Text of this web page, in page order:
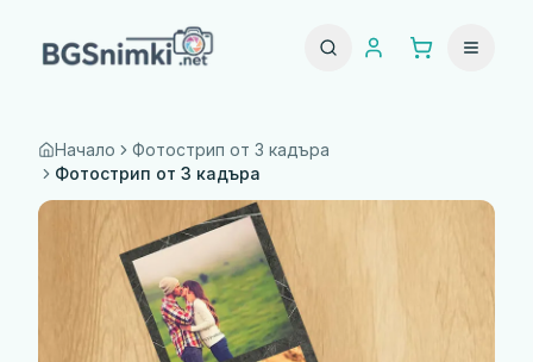
Начало
Фотострип от 3 кадъра
Фотострип от 3 кадъра